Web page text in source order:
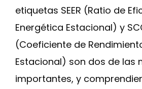
etiquetas SEER (Ratio de
Energética Estacional) y
(Coeficiente de
Estacional) son dos de las
importantes, y